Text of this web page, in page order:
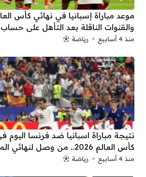
والقنوات الناقلة بعد التأهل على
منذ 4 أسابيع رياضة
نتيجة مباراة اسبانيا ضد فرنسا
كأس العالم 2026.. من وصل لنهائي المونديال؟
منذ 4 أسابيع رياضة